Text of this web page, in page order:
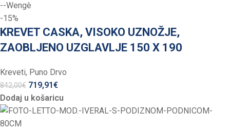
-15%
KREVET CASKA, VISOKO UZNOŽJE,
ZAOBLJENO UZGLAVLJE 150 X 190
Kreveti, Puno Drvo
842,00€ 719,91€
Dodaj u košaricu